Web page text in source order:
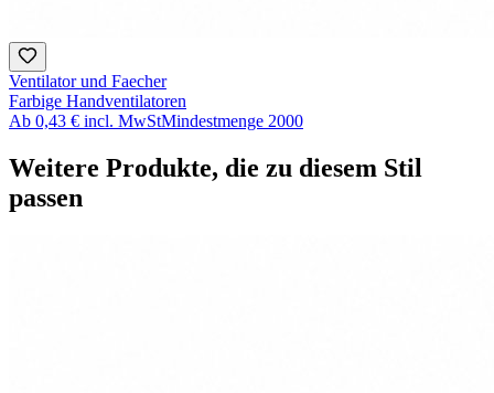
Ventilator und Faecher
Farbige Handventilatoren
Ab 0,43 € incl. MwStMindestmenge 2000
Weitere Produkte, die zu diesem Stil
passen